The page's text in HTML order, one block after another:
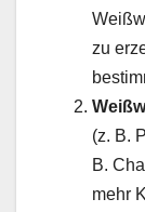
zu
(z. B.
B.
mehr